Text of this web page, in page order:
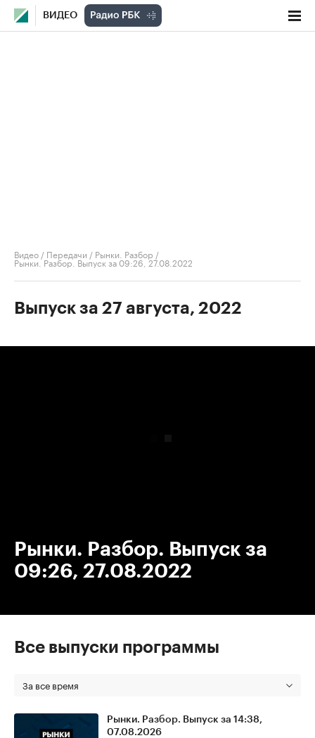
ВИДЕО
Видео / Передачи / Рынки. Разбор /
Рынки. Разбор. Выпуск за 09:26, 27.08.2022
Выпуск за 27 августа, 2022
Рынки. Разбор. Выпуск за
09:26, 27.08.2022
Все выпуски программы
За все время
Рынки. Разбор. Выпуск за 14:38,
07.08.2026